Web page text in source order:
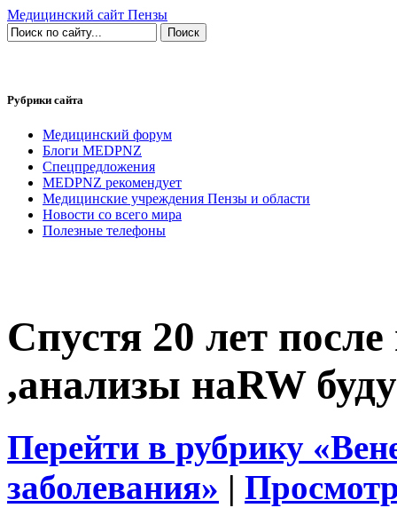
Медицинский сайт Пензы
Рубрики сайта
Медицинский форум
Блоги MEDPNZ
Спецпредложения
MEDPNZ рекомендует
Медицинские учреждения Пензы и области
Новости со всего мира
Полезные телефоны
Спустя 20 лет
,анализы наRW
Перейти в рубрику
заболевания» |